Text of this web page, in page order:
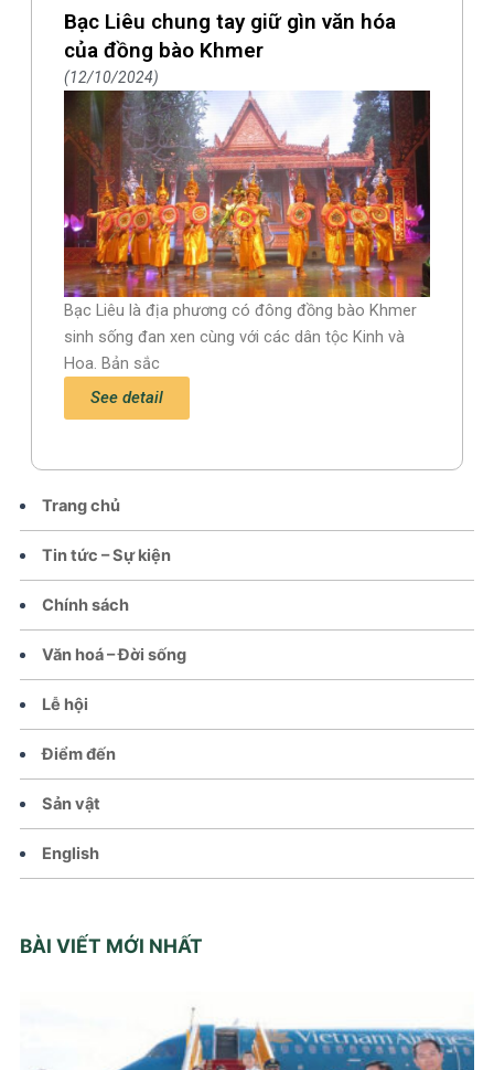
Trang chủ
Tin tức – Sự kiện
Chính sách
Văn hoá – Đời sống
Lễ hội
Điểm đến
Sản vật
English
BÀI VIẾT MỚI NHẤT
Bạc Liêu chung tay giữ gìn văn hóa
của đồng bào Khmer
12/10/2024
Bạc Liêu là địa phương có đông đồng bào Khmer
sinh sống đan xen cùng với các dân tộc Kinh và
Hoa. Bản sắc
See detail